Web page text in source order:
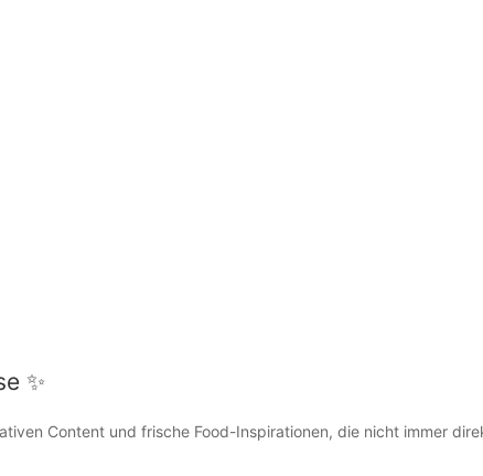
✨
Content und frische Food-Inspirationen, die nicht immer